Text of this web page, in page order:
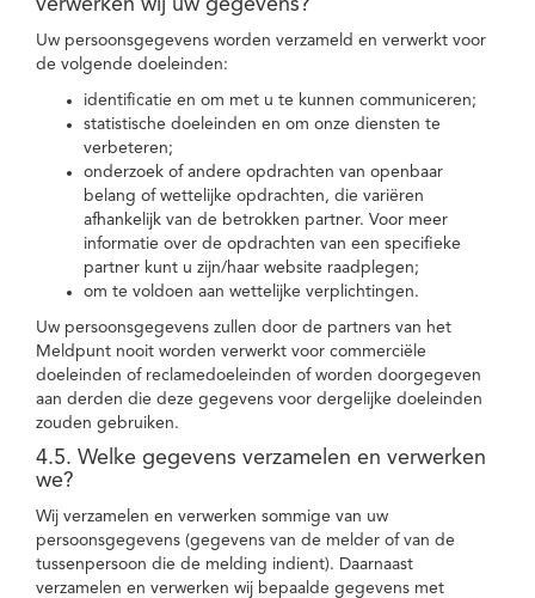
verwerken wij uw gegevens?
Uw persoonsgegevens worden verzameld en verwerkt voor
de volgende doeleinden:
identificatie en om met u te kunnen communiceren;
statistische doeleinden en om onze diensten te
verbeteren;
onderzoek of andere opdrachten van openbaar
belang of wettelijke opdrachten, die variëren
afhankelijk van de betrokken partner. Voor meer
informatie over de opdrachten van een specifieke
partner kunt u zijn/haar website raadplegen;
om te voldoen aan wettelijke verplichtingen.
Uw persoonsgegevens zullen door de partners van het
Meldpunt nooit worden verwerkt voor commerciële
doeleinden of reclamedoeleinden of worden doorgegeven
aan derden die deze gegevens voor dergelijke doeleinden
zouden gebruiken.
4.5. Welke gegevens verzamelen en verwerken
we?
Wij verzamelen en verwerken sommige van uw
persoonsgegevens (gegevens van de melder of van de
tussenpersoon die de melding indient). Daarnaast
verzamelen en verwerken wij bepaalde gegevens met